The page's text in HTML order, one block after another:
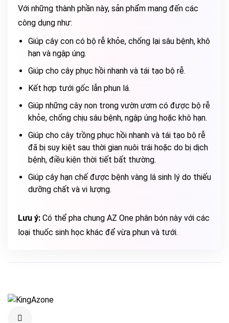
Với những thành phần này, sản phẩm mang đến các
công dụng như:
Giúp cây con có bộ rễ khỏe, chống lại sâu bệnh, khô
hạn và ngập úng.
Giúp cho cây phục hồi nhanh và tái tạo bộ rễ.
Kết hợp tưới gốc lẫn phun lá.
Giúp những cây non trong vườn ươm có được bộ rễ
khỏe, chống chịu sâu bệnh, ngập úng hoặc khô hạn.
Giúp cho cây trồng phục hồi nhanh và tái tạo bộ rễ
đã bị suy kiệt sau thời gian nuôi trái hoặc do bị dịch
bệnh, điều kiện thời tiết bất thường.
Giúp cây hạn chế được bệnh vàng lá sinh lý do thiếu
dưỡng chất và vi lượng.
Lưu ý: Có thể pha chung AZ One phân bón này với các
loại thuốc sinh học khác để vừa phun và tưới.